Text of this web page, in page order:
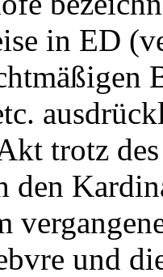
in ED
trotz
den
und